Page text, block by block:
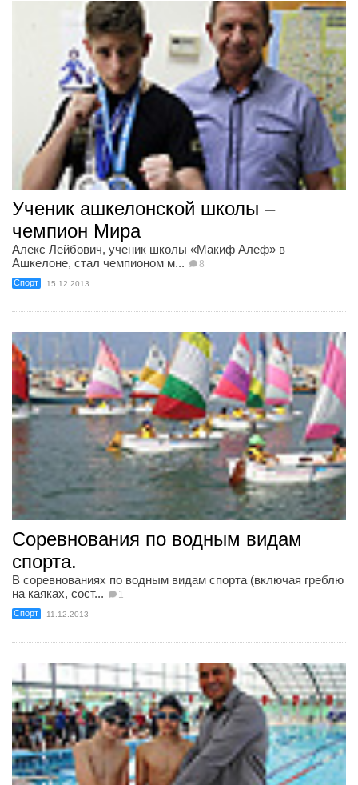
Ученик ашкелонской школы –
чемпион Мира
Алекс Лейбович, ученик школы «Макиф Алеф» в
Ашкелоне, стал чемпионом м...
8
Спорт 15.12.2013
Соревнования по водным видам
спорта.
В соревнованиях по водным видам спорта (включая греблю
на каяках, сост...
1
Спорт 11.12.2013